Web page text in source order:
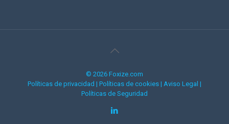
© 2026 Foxize.com
Políticas de privacidad | Políticas de cookies | Aviso Legal |
Políticas de Seguridad